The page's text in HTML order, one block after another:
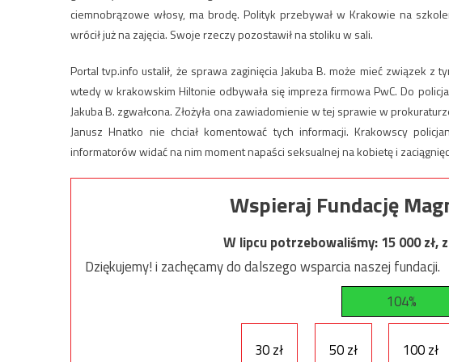
ciemnobrązowe włosy, ma brodę. Polityk przebywał w Krakowie na
wrócił już na zajęcia. Swoje rzeczy pozostawił na stoliku w sali.
Portal tvp.info ustalił, że sprawa zaginięcia Jakuba B. może mieć związek z
wtedy w krakowskim Hiltonie odbywała się impreza firmowa PwC. Do
Jakuba B. zgwałcona. Złożyła ona zawiadomienie w tej sprawie w
Janusz Hnatko nie chciał komentować tych informacji. Krakowscy
informatorów widać na nim moment napaści seksualnej na kobietę i
Wspieraj Fundację
W lipcu potrzebowaliśmy:15 000zł,
Dziękujemy! i zachęcamy do dalszego wsparcia naszej fundacji.
104%
30 zł 50 zł 100 zł